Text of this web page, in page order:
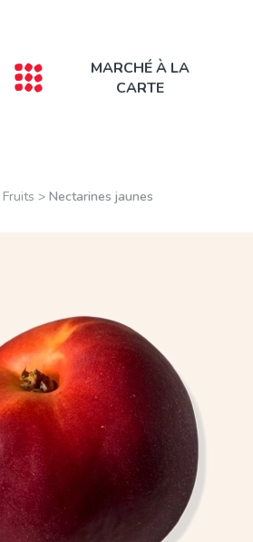
MARCHÉ À LA
CARTE
Fruits > Nectarines jaunes